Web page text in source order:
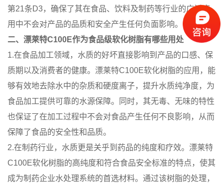
第21条D3，确保了其在食品、饮料及制药等行业的广泛应
用中不会对产品的品质和安全产生任何负面影响。
二、漂莱特C100E作为食品级软化树脂有哪些用处
1.在食品加工领域，水质的好坏直接影响到产品的口感、保
质期以及消费者的健康。漂莱特C100E软化树脂的应用，能
够有效地去除水中的杂质和硬度离子，提升水质纯净度，为
食品加工提供可靠的水源保障。同时，其无毒、无味的特性
也保证了在加工过程中不会对食品产生任何不良影响，从而
保障了食品的安全性和品质。
2.在制药行业，水质更是关乎到药品的纯度和疗效。漂莱特
C100E软化树脂的高纯度和符合食品安全标准的特点，使其
成为制药企业水处理系统的首选材料。通过该树脂的处理，